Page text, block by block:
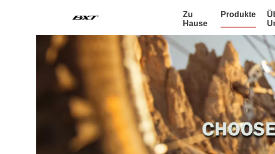
Zu
Hause
Produkte